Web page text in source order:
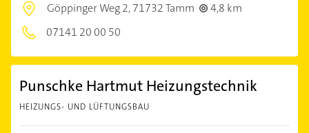
Göppinger Weg 2,71732 Tamm
4,8 km
07141 20 00 50
Punschke Hartmut Heizungstechnik
HEIZUNGS- UND LÜFTUNGSBAU